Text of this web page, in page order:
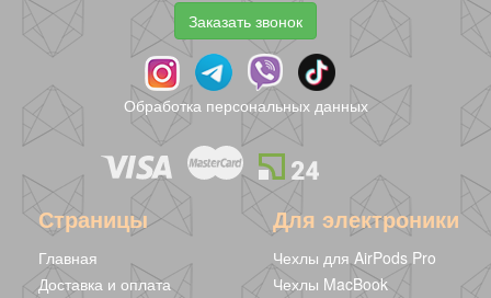
Заказать звонок
Обработка персональных данных
Страницы
Главная
Доставка и оплата
Для электроники
Чехлы для AirPods Pro
Чехлы MacBook